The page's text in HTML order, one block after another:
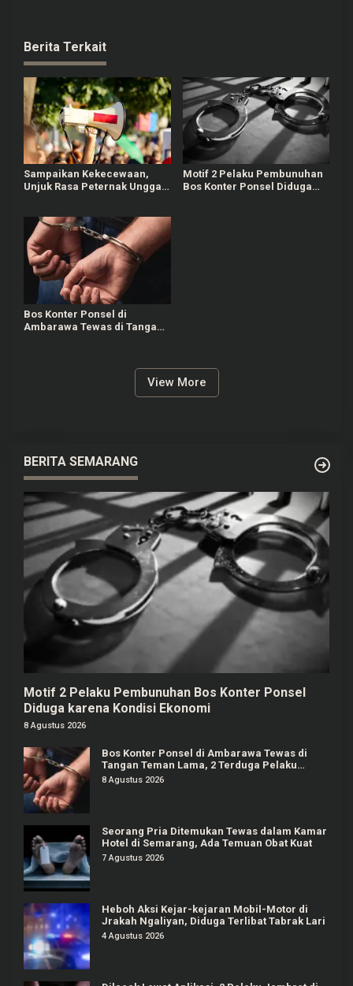
Berita Terkait
Sampaikan Kekecewaan,
Unjuk Rasa Peternak Unggas
Motif 2 Pelaku Pembunuhan
Bos Konter Ponsel Diduga
Bos Konter Ponsel di
Ambarawa Tewas di Tangan
View More
BERITA SEMARANG
Motif 2 Pelaku Pembunuhan Bos Konter Ponsel
Diduga karena Kondisi Ekonomi
8 Agustus 2026
Bos Konter Ponsel di Ambarawa Tewas di
Tangan Teman Lama, 2 Terduga Pelaku
Ditangkap
8 Agustus 2026
Seorang Pria Ditemukan Tewas dalam Kamar
Hotel di Semarang, Ada Temuan Obat Kuat
7 Agustus 2026
Heboh Aksi Kejar-kejaran Mobil-Motor di
Jrakah Ngaliyan, Diduga Terlibat Tabrak Lari
4 Agustus 2026